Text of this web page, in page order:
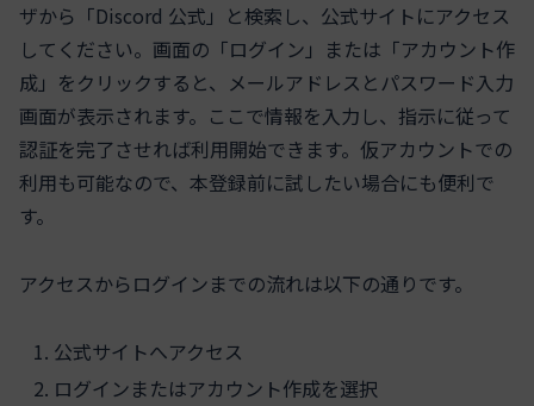
ザから「Discord 公式」と検索し、公式サイトにアクセス
してください。画面の「ログイン」または「アカウント作
成」をクリックすると、メールアドレスとパスワード入力
画面が表示されます。ここで情報を入力し、指示に従って
認証を完了させれば利用開始できます。仮アカウントでの
利用も可能なので、本登録前に試したい場合にも便利で
す。
アクセスからログインまでの流れは以下の通りです。
公式サイトへアクセス
ログインまたはアカウント作成を選択